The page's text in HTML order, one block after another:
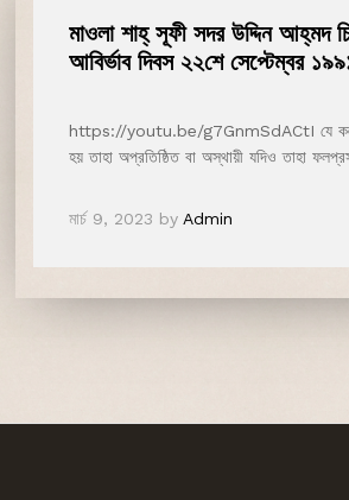
মাওলা শাহ্‌ সূফী সদর উদ্দিন আহ্‌মদ
আবির্ভাব দিবস ২২শে সেপ্টেম্বর
https://youtu.be/g7GnmSdACtI যে
হয় তাহা অপ্রতিষ্ঠিত বা অস্থায়ী যদিও তাহা
মার্চ 9, 2023 by Admin